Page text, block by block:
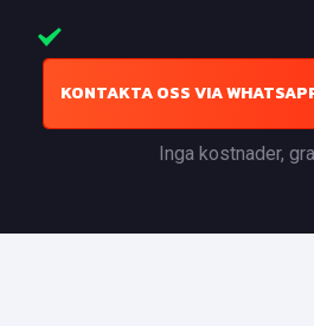
KONTAKTA OSS VIA WHATSAPP,
Inga kostnader,